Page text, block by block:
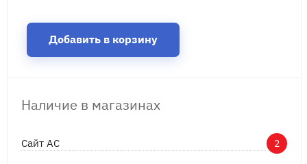
Добавить в корзину
Наличие в магазинах
Сайт АС 2